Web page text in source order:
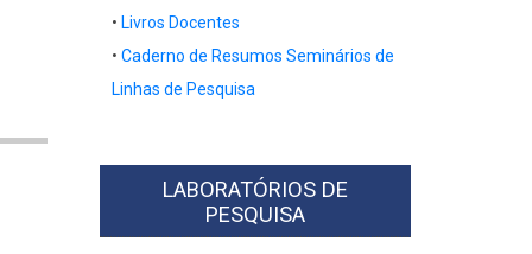
• Livros Docentes
​​​​​​​•​​​​​​​ Caderno de Resumos Seminários de
Linhas de Pesquisa
LABORATÓRIOS DE
PESQUISA